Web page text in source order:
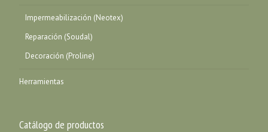
Impermeabilización (Neotex)
Reparación (Soudal)
Decoración (Proline)
Herramientas
Catálogo de productos